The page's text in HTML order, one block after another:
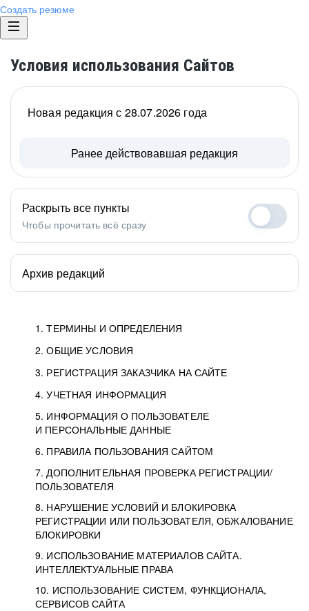
Создать резюме
Условия использования Сайтов
1. ТЕРМИНЫ И ОПРЕДЕЛЕНИЯ
2. ОБЩИЕ УСЛОВИЯ
3. РЕГИСТРАЦИЯ ЗАКАЗЧИКА НА САЙТЕ
4. УЧЕТНАЯ ИНФОРМАЦИЯ
5. ИНФОРМАЦИЯ О ПОЛЬЗОВАТЕЛЕ
И ПЕРСОНАЛЬНЫЕ ДАННЫЕ
6. ПРАВИЛА ПОЛЬЗОВАНИЯ САЙТОМ
7. ДОПОЛНИТЕЛЬНАЯ ПРОВЕРКА РЕГИСТРАЦИИ/
ПОЛЬЗОВАТЕЛЯ
8. НАРУШЕНИЕ УСЛОВИЙ И БЛОКИРОВКА
РЕГИСТРАЦИИ ИЛИ ПОЛЬЗОВАТЕЛЯ, ОБЖАЛОВАНИЕ
БЛОКИРОВКИ
9. ИСПОЛЬЗОВАНИЕ МАТЕРИАЛОВ САЙТА.
ИНТЕЛЛЕКТУАЛЬНЫЕ ПРАВА
10. ИСПОЛЬЗОВАНИЕ СИСТЕМ, ФУНКЦИОНАЛА,
СЕРВИСОВ САЙТА
Новая редакция с 28.07.2026 года
Ранее действовавшая редакция
Раскрыть все пункты
Чтобы прочитать всё сразу
Архив редакций